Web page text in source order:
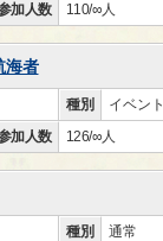
加人数 110/∞人
海者
種別 イベント
加人数 126/∞人
種別 通常